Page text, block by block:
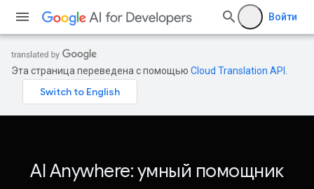
Войти
Эта страница переведена с помощью Cloud Translation API
AI Anywhere: умный помощник